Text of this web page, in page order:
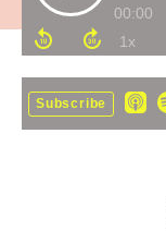
00:00
Subscribe